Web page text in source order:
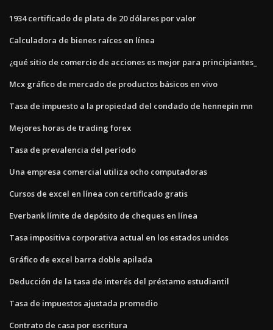
1934 certificado de plata de 20 dólares por valor
Calculadora de bienes raíces en línea
¿qué sitio de comercio de acciones es mejor para principiantes_
Mcx gráfico de mercado de productos básicos en vivo
Tasa de impuesto a la propiedad del condado de hennepin mn
Mejores horas de trading forex
Tasa de prevalencia del período
Una empresa comercial utiliza ocho computadoras
Cursos de excel en línea con certificado gratis
Everbank límite de depósito de cheques en línea
Tasa impositiva corporativa actual en los estados unidos
Gráfico de excel barra doble apilada
Deducción de la tasa de interés del préstamo estudiantil
Tasa de impuestos ajustada promedio
Contrato de casa por escritura